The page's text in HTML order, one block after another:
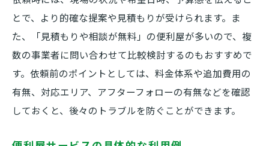
とで、より的確な提案や見積もりが受けられます。ま
た、「見積もりや相談が無料」の便利屋が多いので、複
数の事業者に問い合わせて比較検討するのもおすすめで
す。依頼前のポイントとしては、料金体系や追加費用の
有無、対応エリア、アフターフォローの有無などを確認
しておくと、後々のトラブルを防ぐことができます。